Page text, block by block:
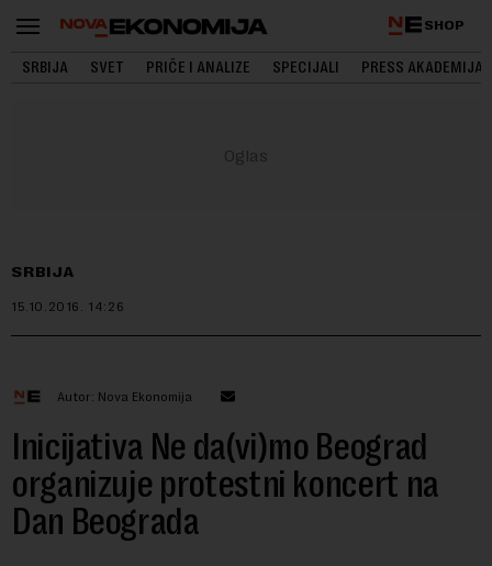
SHOP
SRBIJA SVET PRIČE I ANALIZE SPECIJALI PRESS AKADEMIJA
SRBIJA
15.10.2016. 14:26
Autor: Nova Ekonomija
Inicijativa Ne da(vi)mo Beograd
organizuje protestni koncert na
Dan Beograda